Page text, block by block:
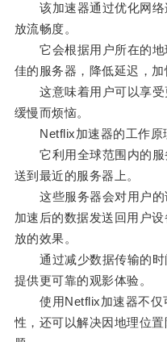
该加速器通过优化网络
放流畅度。
它会根据用户所在的地
佳的服务器，降低延迟，加
这意味着用户可以享受
缓慢而烦恼。
Netflix加速器的工作原
它利用全球范围内的服
送到最近的服务器上。
这些服务器会对用户的
加速后的数据发送回用户
放的效果。
通过减少数据传输的时
提供更可靠的观影体验。
使用Netflix加速器不仅
性，还可以解决因地理位